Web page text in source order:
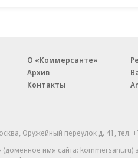
О «Коммерсанте»
Архив
Контакты
Оружейный переулок д. 41,тел.
имя сайта: kommersant.ru)